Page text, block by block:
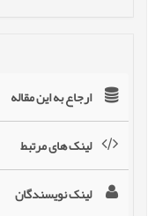
ارجاع به این مقاله
لینک های مرتبط
لینک نویسندگان